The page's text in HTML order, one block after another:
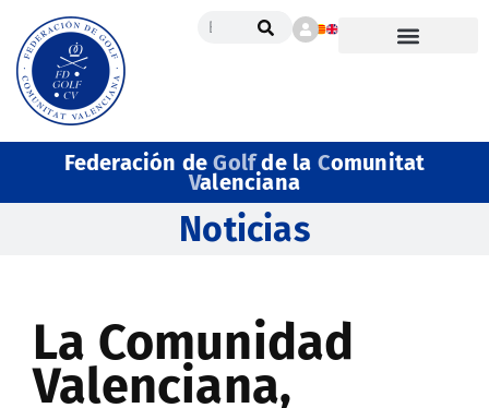
Federación deGolfde la Comunitat
Valenciana
Noticias
La Comunidad
Valenciana,